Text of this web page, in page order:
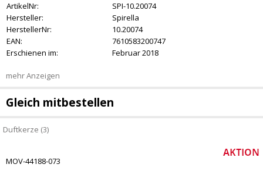
ArtikelNr:
SPI-10.20074
Hersteller:
Spirella
HerstellerNr:
10.20074
EAN:
7610583200747
Erschienen im:
Februar 2018
mehr Anzeigen
Gleich mitbestellen
Duftkerze (3)
MOV-44188-073